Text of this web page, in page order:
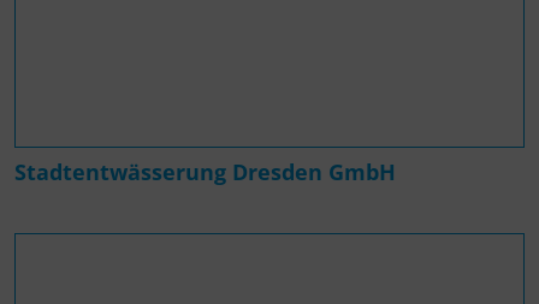
Stadtentwässerung Dresden GmbH